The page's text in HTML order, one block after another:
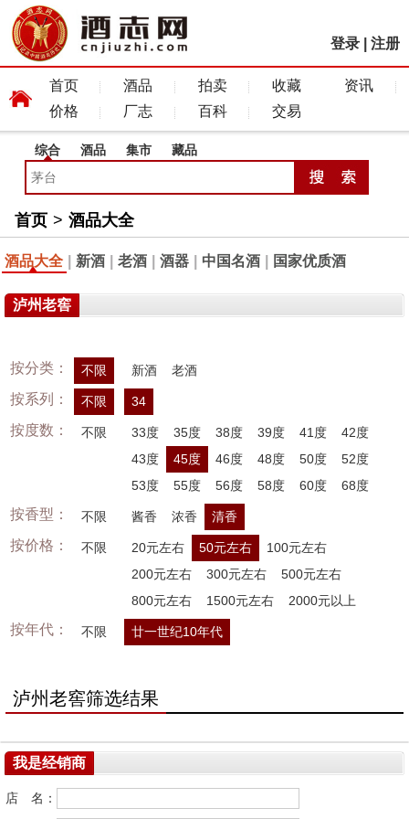
登录 注册
首页 酒品 拍卖 收藏
资讯
价格
厂志 百科 交易
综合 酒品 集市 藏品
首页 > 酒品大全
酒品大全 新酒 老酒 酒器 中国名酒 国家优质酒
泸州老窖
按分类： 不限 新酒 老酒
按系列： 不限 34
按度数： 不限 33度 35度 38度 39度 41度
42度
43度
45度 46度 48度 50度
52度
53度
55度 56度 58度 60度 68度
按香型： 不限 酱香 浓香 清香
按价格： 不限 20元左右 50元左右
100元左右
200元左右
300元左右
500元左右
800元左右
1500元左右 2000元以上
按年代： 不限 廿一世纪10年代
泸州老窖筛选结果
我是经销商
店 名：